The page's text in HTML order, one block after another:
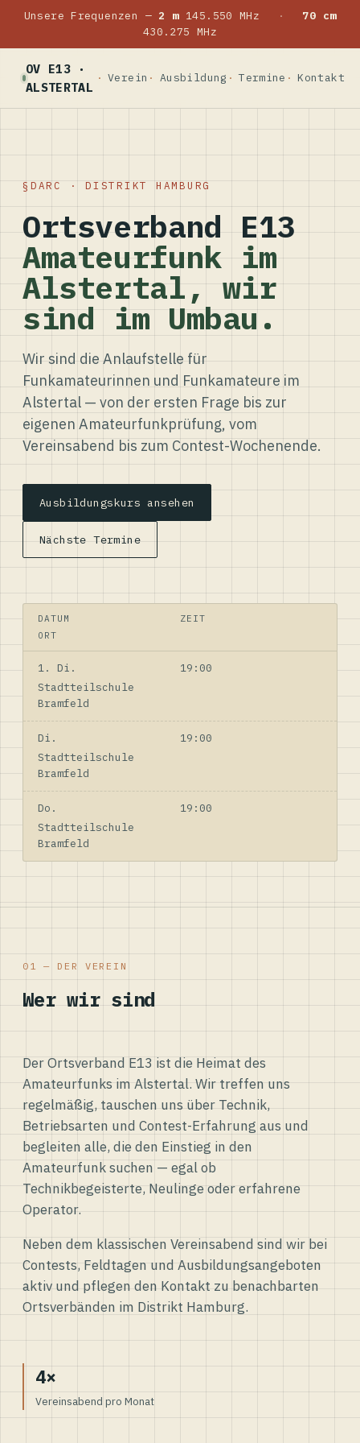
Unsere Frequenzen — 2 m145.550 MHz ·
70 cm
430.275 MHz
OV E13 ·
ALSTERTAL
Verein Ausbildung Termine Kontakt
DARC · DISTRIKT HAMBURG
Ortsverband E13
Amateurfunk im
Alstertal, wir
sind im Umbau.
Wir sind die Anlaufstelle für
Funkamateurinnen und Funkamateure im
Alstertal — von der ersten Frage bis zur
eigenen Amateurfunkprüfung, vom
Vereinsabend bis zum Contest-Wochenende.
Ausbildungskurs ansehen
Nächste Termine
DATUM
ZEIT
ORT
1. Di.
19:00
Stadtteilschule
Bramfeld
Di.
19:00
Stadtteilschule
Bramfeld
Do.
19:00
Stadtteilschule
Bramfeld
01 — DER VEREIN
Wer wir sind
Der Ortsverband E13 ist die Heimat des
Amateurfunks im Alstertal. Wir treffen uns
regelmäßig, tauschen uns über Technik,
Betriebsarten und Contest-Erfahrung aus und
begleiten alle, die den Einstieg in den
Amateurfunk suchen — egal ob
Technikbegeisterte, Neulinge oder erfahrene
Operator.
Neben dem klassischen Vereinsabend sind wir bei
Contests, Feldtagen und Ausbildungsangeboten
aktiv und pflegen den Kontakt zu benachbarten
Ortsverbänden im Distrikt Hamburg.
4×
Vereinsabend pro Monat